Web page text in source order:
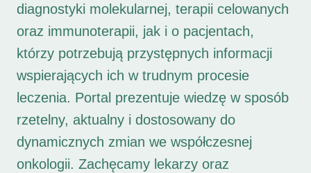
diagnostyki molekularnej, terapii celowanych
oraz immunoterapii, jak i o pacjentach,
którzy potrzebują przystępnych informacji
wspierających ich w trudnym procesie
leczenia. Portal prezentuje wiedzę w sposób
rzetelny, aktualny i dostosowany do
dynamicznych zmian we współczesnej
onkologii. Zachęcamy lekarzy oraz